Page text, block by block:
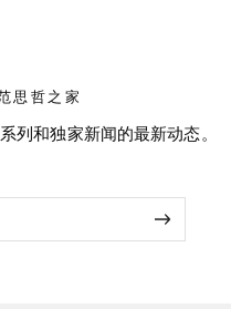
思哲之家
列和独家新闻的最新动态。